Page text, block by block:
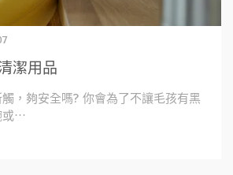
潔用品
觸，夠安全嗎? 你會為了不讓毛孩有黑
或⋯